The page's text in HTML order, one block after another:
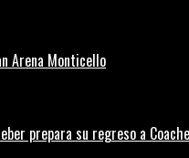
Arena Monticello
prepara su regreso a